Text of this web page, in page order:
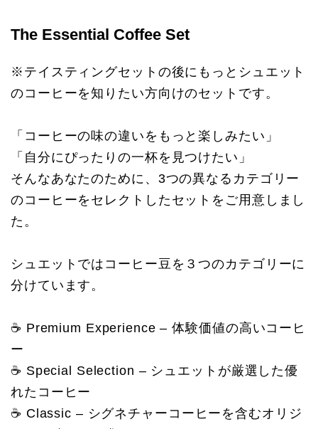
The Essential Coffee Set
※テイスティングセットの後にもっとシュエット
のコーヒーを知りたい方向けのセットです。
「コーヒーの味の違いをもっと楽しみたい」
「自分にぴったりの一杯を見つけたい」
そんなあなたのために、3つの異なるカテゴリー
のコーヒーをセレクトしたセットをご用意しまし
た。
シュエットではコーヒー豆を３つのカテゴリーに
分けています。
☕ Premium Experience – 体験価値の高いコーヒ
ー
☕ Special Selection – シュエットが厳選した優
れたコーヒー
☕ Classic – シグネチャーコーヒーを含むオリジ